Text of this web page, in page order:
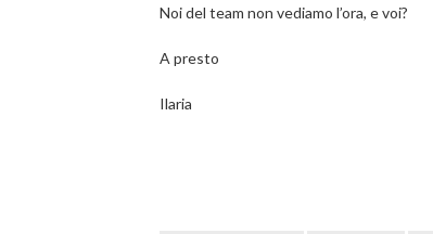
Noi del team non vediamo l’ora, e voi?
A presto
Ilaria